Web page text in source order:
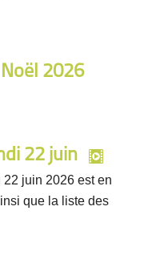
2026
22 juin
juin 2026 est en
que la liste des